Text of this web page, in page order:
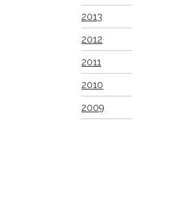
2013
2012
2011
2010
2009